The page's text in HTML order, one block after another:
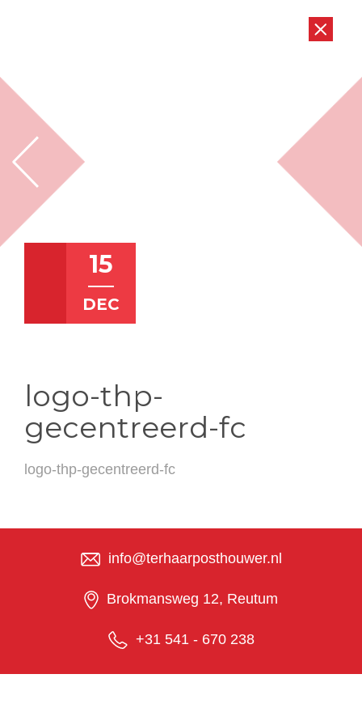
15
DEC
logo-thp-
gecentreerd-fc
logo-thp-gecentreerd-fc
info@terhaarposthouwer.nl
Brokmansweg 12, Reutum
+31 541 - 670 238